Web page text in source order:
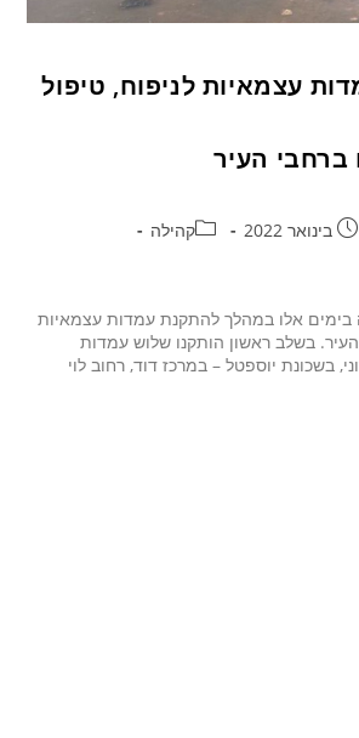
עצמאיות לניפוח, טיפול
ברחבי העיר
קהילה
בימים אלו במהלך להתקנת עמדות עצמאיות
העיר. בשלב ראשון הותקנו שלוש עמדות
בשכונת יוספטל – במרכז דוד, רחוב לוי